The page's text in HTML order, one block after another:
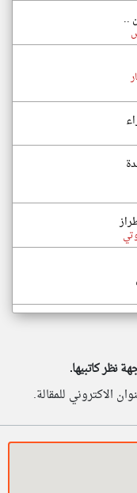
..
نظر كاتبيها.
الاكتروني للمقالة.